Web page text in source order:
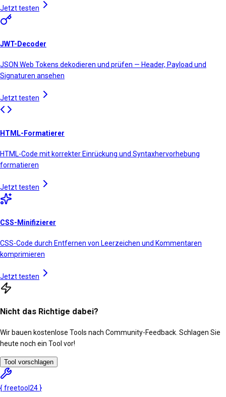
Jetzt testen
JWT-Decoder
JSON Web Tokens dekodieren und prüfen — Header, Payload und
Signaturen ansehen
Jetzt testen
HTML-Formatierer
HTML-Code mit korrekter Einrückung und Syntaxhervorhebung
formatieren
Jetzt testen
CSS-Minifizierer
CSS-Code durch Entfernen von Leerzeichen und Kommentaren
komprimieren
Jetzt testen
Nicht das Richtige dabei?
Wir bauen kostenlose Tools nach Community-Feedback. Schlagen Sie
heute noch ein Tool vor!
Tool vorschlagen
{freetool 24 }